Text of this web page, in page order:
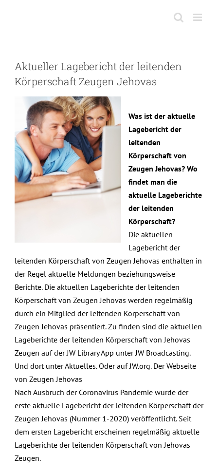
Aktueller Lagebericht der leitenden
Körperschaft Zeugen Jehovas
Was ist der aktuelle
Lagebericht der
leitenden
Körperschaft von
Zeugen Jehovas? Wo
findet man die
aktuelle Lageberichte
der leitenden
Körperschaft?
Die aktuellen
Lagebericht der
leitenden Körperschaft von Zeugen Jehovas enthalten in
der Regel aktuelle Meldungen beziehungsweise
Berichte. Die aktuellen Lageberichte der leitenden
Körperschaft von Zeugen Jehovas werden regelmäßig
durch ein Mitglied der leitenden Körperschaft von
Zeugen Jehovas präsentiert. Zu finden sind die aktuellen
Lageberichte der leitenden Körperschaft von Jehovas
Zeugen auf der JW Library App unter JW Broadcasting.
Und dort unter Aktuelles. Oder auf JW.org. Der Webseite
von Zeugen Jehovas
Nach Ausbruch der Coronavirus Pandemie wurde der
erste aktuelle Lagebericht der leitenden Körperschaft der
Zeugen Jehovas (Nummer 1-2020) veröffentlicht. Seit
dem ersten Lagebericht erscheinen regelmäßig aktuelle
Lageberichte der leitenden Körperschaft von Jehovas
Zeugen.